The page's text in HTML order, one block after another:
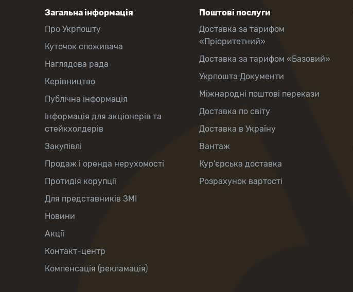
Загальна інформація
Про Укрпошту
Куточок споживача
Наглядова рада
Керівництво
Публічна інформація
Інформація для акціонерів та
стейкхолдерів
Закупівлі
Продаж і оренда нерухомості
Протидія корупції
Для представників ЗМІ
Новини
Акції
Контакт-центр
Компенсація (рекламація)
Поштові послуги
Доставка за тарифом
«Пріоритетний»
Доставка за тарифом «Базовий»
Укрпошта Документи
Міжнародні поштові перекази
Доставка по світу
Доставка в Україну
Вантаж
Кур’єрська доставка
Розрахунок вартості